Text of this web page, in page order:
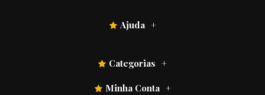
Ajuda
Categorias
Minha Conta